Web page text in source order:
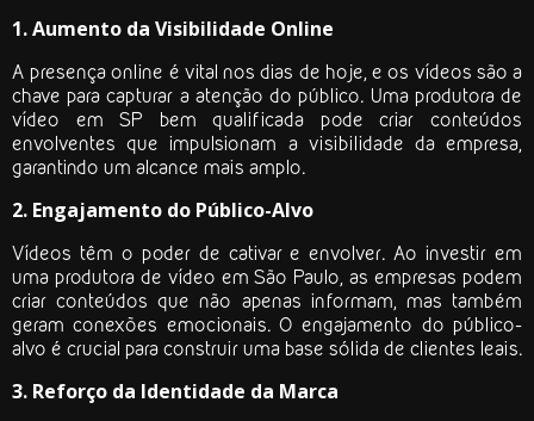
1. Aumento da Visibilidade Online
A presença online é vital nos dias de hoje, e os vídeos são a
chave para capturar a atenção do público. Uma produtora de
vídeo em SP bem qualificada pode criar conteúdos
envolventes que impulsionam a visibilidade da empresa,
garantindo um alcance mais amplo.
2. Engajamento do Público-Alvo
Vídeos têm o poder de cativar e envolver. Ao investir em
uma produtora de vídeo em São Paulo, as empresas podem
criar conteúdos que não apenas informam, mas também
geram conexões emocionais. O engajamento do público-
alvo é crucial para construir uma base sólida de clientes leais.
3. Reforço da Identidade da Marca